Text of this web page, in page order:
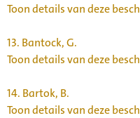
Toon details van deze
13. Bantock, G.
Toon details van deze
14. Bartok, B.
Toon details van deze